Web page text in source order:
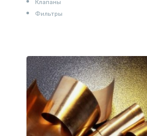
Клапаны
Фильтры